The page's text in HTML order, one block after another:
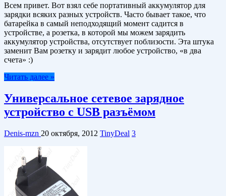
Всем привет. Вот взял себе портативный аккумулятор для
зарядки всяких разных устройств. Часто бывает такое, что
батарейка в самый неподходящий момент садится в
устройстве, а розетка, в которой мы можем зарядить
аккумулятор устройства, отсутствует поблизости. Эта штука
заменит Вам розетку и зарядит любое устройство, «в два
счета» :)
Читать далее »
Универсальное сетевое зарядное
устройство с USB разъёмом
Denis-mzn 20 октября, 2012 TinyDeal 3